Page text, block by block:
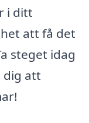
i ditt
att få det
steget idag
dig att